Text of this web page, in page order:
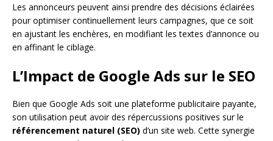
Les annonceurs peuvent ainsi prendre des décisions éclairées
pour optimiser continuellement leurs campagnes, que ce soit
en ajustant les enchères, en modifiant les textes d’annonce ou
en affinant le ciblage.
L’Impact de Google Ads sur le SEO
Bien que Google Ads soit une plateforme publicitaire payante,
son utilisation peut avoir des répercussions positives sur le
référencement naturel (SEO) d’un site web. Cette synergie